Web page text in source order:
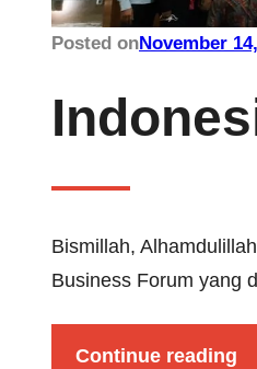
Posted onNovember
Bismillah,
Business Forum yang
Continue reading